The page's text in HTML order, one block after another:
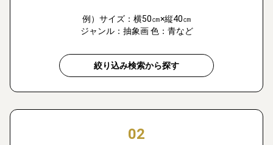
例）サイズ：横50㎝×縦40㎝
ジャンル：抽象画 色：青など
絞り込み検索から探す
02